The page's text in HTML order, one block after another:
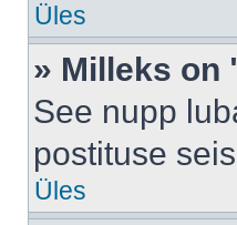
Üles
» Milleks on
See nupp
postituse
Üles